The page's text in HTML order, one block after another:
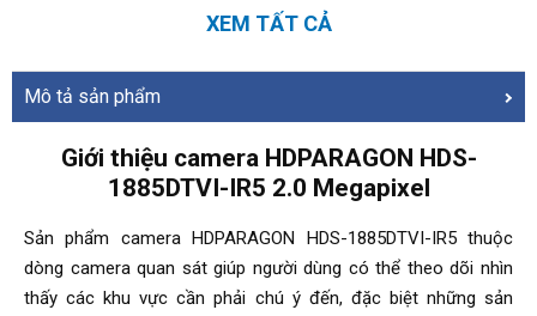
XEM TẤT CẢ
Mô tả sản phẩm
Giới thiệu camera HDPARAGON HDS-
1885DTVI-IR5 2.0 Megapixel
Sản phẩm camera HDPARAGON HDS-1885DTVI-IR5 thuộc
dòng camera quan sát giúp người dùng có thể theo dõi nhìn
thấy các khu vực cần phải chú ý đến, đặc biệt những sản